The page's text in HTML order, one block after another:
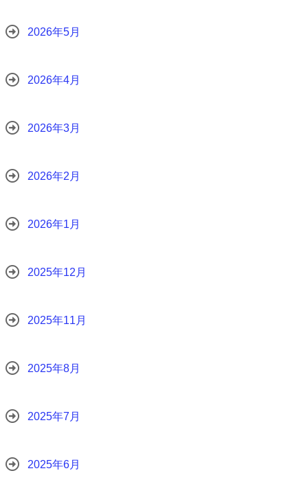
2026年5月
2026年4月
2026年3月
2026年2月
2026年1月
2025年12月
2025年11月
2025年8月
2025年7月
2025年6月